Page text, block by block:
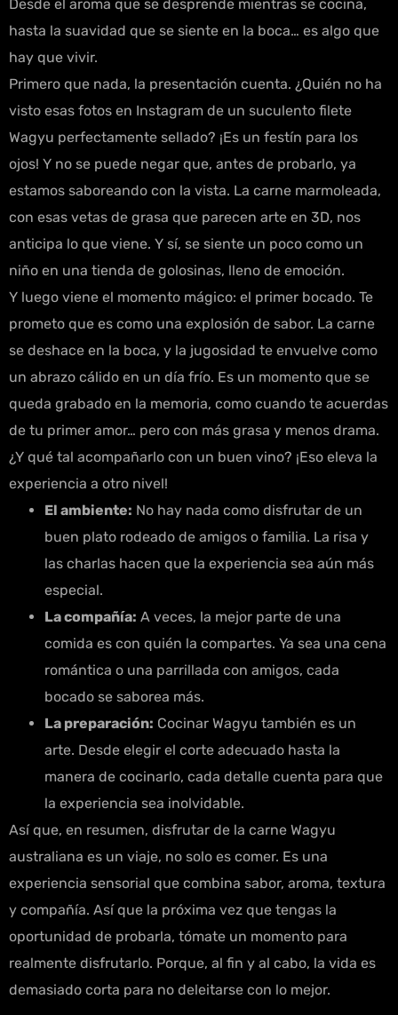
Desde el aroma que se desprende mientras se cocina,
hasta la suavidad que se siente en la boca… es algo que
hay que vivir.
Primero que nada, la presentación cuenta. ¿Quién no ha
visto esas fotos en Instagram de un suculento filete
Wagyu perfectamente sellado? ¡Es un festín para los
ojos! Y no se puede negar que, antes de probarlo, ya
estamos saboreando con la vista. La carne marmoleada,
con esas vetas de grasa que parecen arte en 3D, nos
anticipa lo que viene. Y sí, se siente un poco como un
niño en una tienda de golosinas, lleno de emoción.
Y luego viene el momento mágico: el primer bocado. Te
prometo que es como una explosión de sabor. La carne
se deshace en la boca, y la jugosidad te envuelve como
un abrazo cálido en un día frío. Es un momento que se
queda grabado en la memoria, como cuando te acuerdas
de tu primer amor… pero con más grasa y menos drama.
¿Y qué tal acompañarlo con un buen vino? ¡Eso eleva la
experiencia a otro nivel!
El ambiente: No hay nada como disfrutar de un
buen plato rodeado de amigos o familia. La risa y
las charlas hacen que la experiencia sea aún más
especial.
La compañía: A veces, la mejor parte de una
comida es con quién la compartes. Ya sea una cena
romántica o una parrillada con amigos, cada
bocado se saborea más.
La preparación: Cocinar Wagyu también es un
arte. Desde elegir el corte adecuado hasta la
manera de cocinarlo, cada detalle cuenta para que
la experiencia sea inolvidable.
Así que, en resumen, disfrutar de la carne Wagyu
australiana es un viaje, no solo es comer. Es una
experiencia sensorial que combina sabor, aroma, textura
y compañía. Así que la próxima vez que tengas la
oportunidad de probarla, tómate un momento para
realmente disfrutarlo. Porque, al fin y al cabo, la vida es
demasiado corta para no deleitarse con lo mejor.